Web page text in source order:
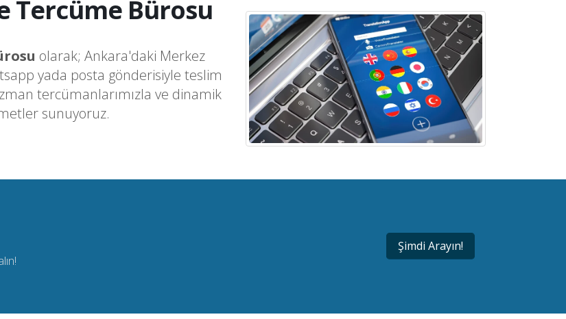
Tercüme Bürosu
olarak; Ankara'daki Merkez
yada posta gönderisiyle teslim
tercümanlarımızla ve dinamik
sunuyoruz.
Şimdi Arayın!